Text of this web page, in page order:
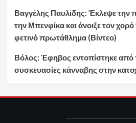
Βαγγέλης Παυλίδης: Έκλεψε την
την Μπενφίκα και άνοιξε τον
φετινό πρωτάθλημα (Βίντεο)
Βόλος: Έφηβος εντοπίστηκε από
συσκευασίες κάνναβης στην